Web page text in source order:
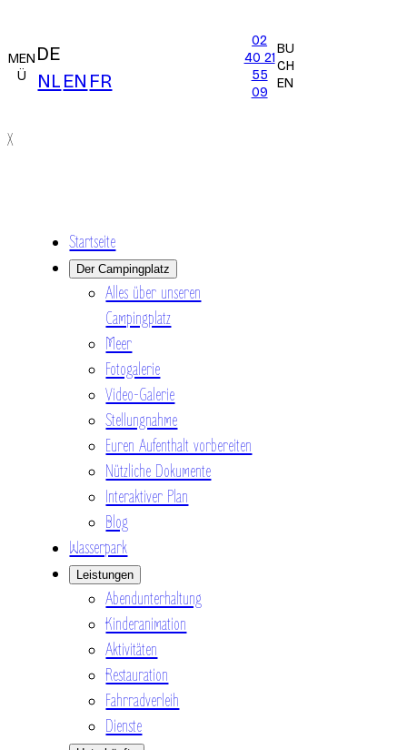
MEN
Ü
DE
NL EN FR
02
40 21
55
09
BU
CH
EN
X
Startseite
Der Campingplatz
Alles über unseren
Campingplatz
Meer
Fotogalerie
Video-Galerie
Stellungnahme
Euren Aufenthalt vorbereiten
Nützliche Dokumente
Interaktiver Plan
Blog
Wasserpark
Leistungen
Abendunterhaltung
Kinderanimation
Aktivitäten
Restauration
Fahrradverleih
Dienste